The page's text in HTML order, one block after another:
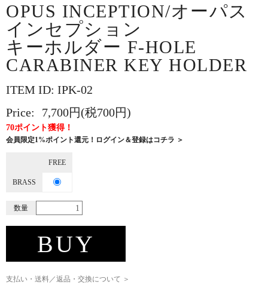
OPUS INCEPTION/オーパス
インセプション
キーホルダー F-HOLE
CARABINER KEY HOLDER
ITEM ID: IPK-02
Price:
7,700円(税700円)
70ポイント獲得！
会員限定1%ポイント還元！ログイン＆登録はコチラ ＞
FREE
BRASS
数量
BUY
支払い・送料／返品・交換について ＞